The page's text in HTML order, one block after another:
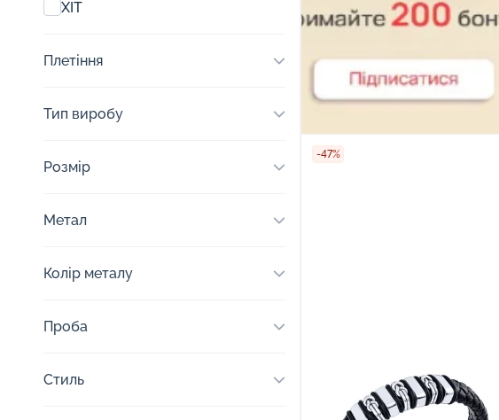
ХІТ
Плетіння
Тип виробу
Розмір
Метал
Колір металу
Проба
Стиль
-47%